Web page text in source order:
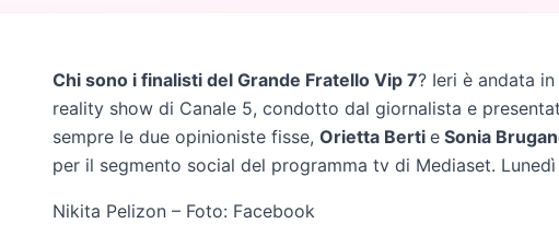
Chi sono i finalisti del Grande Fratello Vip 7? Ieri è andata
reality show di Canale 5, condotto dal giornalista e
sempre le due opinioniste fisse, Orietta Berti e Sonia
per il segmento social del programma tv di Mediaset.
Nikita Pelizon – Foto: Facebook